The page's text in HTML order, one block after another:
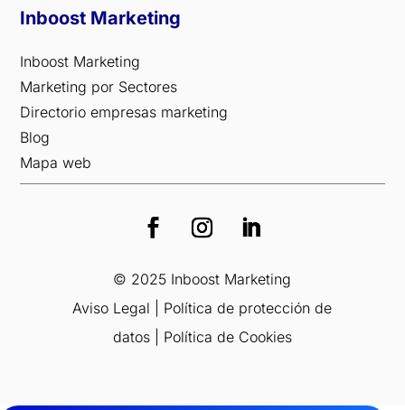
Inboost Marketing
Inboost Marketing
Marketing por Sectores
Directorio empresas marketing
Blog
Mapa web
© 2025 Inboost Marketing
Aviso Legal
Política de protección de
datos| Política de Cookies